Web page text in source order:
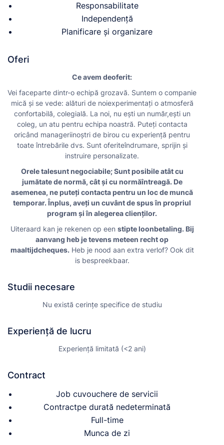
Responsabilitate
Independență
Planificare și organizare
Oferi
Ce avem deoferit:
Vei faceparte dintr-o echipă grozavă. Suntem o companie
mică și se vede: alături de noiexperimentați o atmosferă
confortabilă, colegială. La noi, nu ești un număr,ești un
coleg, un atu pentru echipa noastră. Puteți contacta
oricând manageriinoștri de birou cu experiență pentru
toate întrebările dvs. Sunt oferiteîndrumare, sprijin și
instruire personalizate.
Orele talesunt negociabile; Sunt posibile atât cu
jumătate de normă, cât și cu normăîntreagă. De
asemenea, ne puteți contacta pentru un loc de muncă
temporar. Înplus, aveți un cuvânt de spus în propriul
program și în alegerea clienților.
Uiteraard kan je rekenen op een stipte loonbetaling. Bij
aanvang heb je tevens meteen recht op
maaltijdcheques.Heb je nood aan extra verlof? Ook dit
is bespreekbaar.
Studii necesare
Nu există cerințe specifice de studiu
Experiență de lucru
Experiență limitată (<2 ani)
Contract
Job cuvouchere de servicii
Contractpe durată nedeterminată
Full-time
Munca de zi